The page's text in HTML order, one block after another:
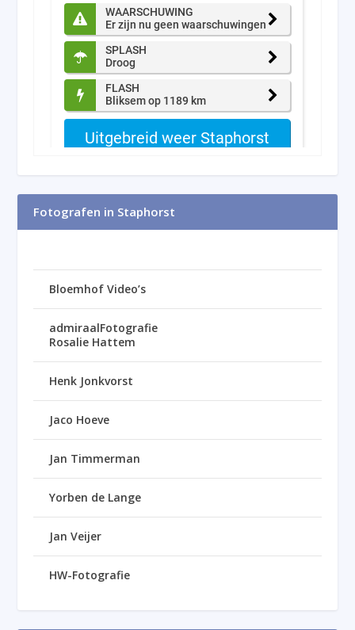
Fotografen in Staphorst
Bloemhof Video’s
admiraalFotografie
Rosalie Hattem
Henk Jonkvorst
Jaco Hoeve
Jan Timmerman
Yorben de Lange
Jan Veijer
HW-Fotografie